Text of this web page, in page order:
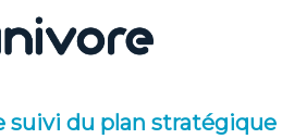
suivi du plan stratégique